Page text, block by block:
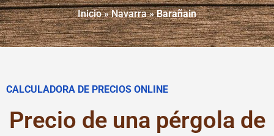
Inicio»Navarra»Barañain
CALCULADORA DE PRECIOS ONLINE
Precio de una pérgola de